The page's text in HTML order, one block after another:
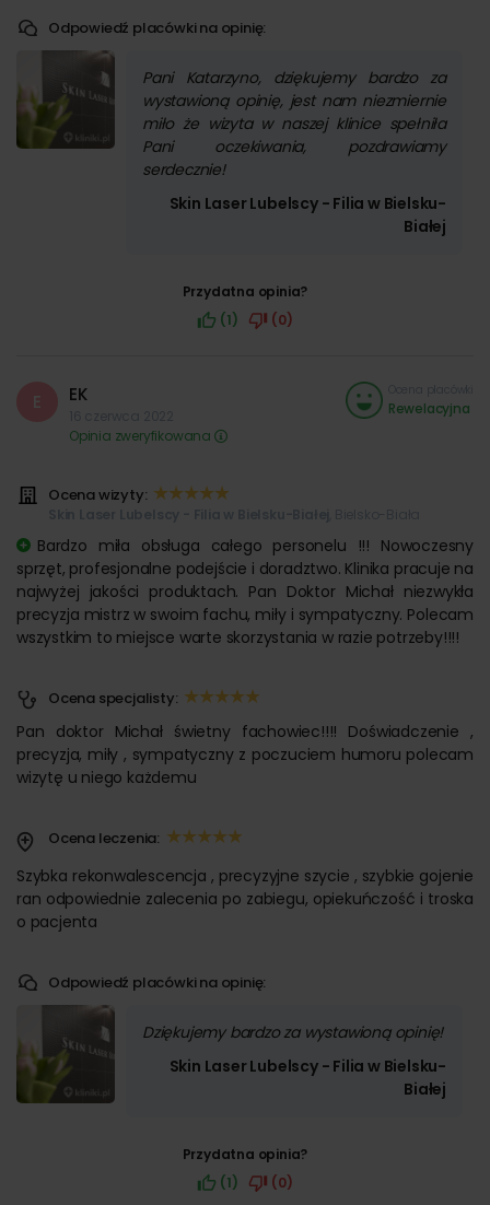
Odpowiedź placówki na opinię:
Pani Katarzyno, dziękujemy bardzo za
wystawioną opinię, jest nam niezmiernie
miło że wizyta w naszej klinice spełniła
Pani oczekiwania, pozdrawiamy
serdecznie!
Skin Laser Lubelscy - Filia w Bielsku-
Białej
Przydatna opinia?
(1)
(0)
E EK
Opinia zweryfikowana
Rewelacyjna
Ocena wizyty:
Bardzo miła obsługa całego personelu !!! Nowoczesny
sprzęt, profesjonalne podejście i doradztwo. Klinika pracuje na
najwyżej jakości produktach. Pan Doktor Michał niezwykła
precyzja mistrz w swoim fachu, miły i sympatyczny. Polecam
wszystkim to miejsce warte skorzystania w razie potrzeby!!!!
Ocena specjalisty:
Pan doktor Michał świetny fachowiec!!!! Doświadczenie ,
precyzja, miły , sympatyczny z poczuciem humoru polecam
wizytę u niego każdemu
Ocena leczenia:
Szybka rekonwalescencja , precyzyjne szycie , szybkie gojenie
ran odpowiednie zalecenia po zabiegu, opiekuńczość i troska
o pacjenta
Odpowiedź placówki na opinię:
Dziękujemy bardzo za wystawioną opinię!
Skin Laser Lubelscy - Filia w Bielsku-
Białej
Przydatna opinia?
(1)
(0)